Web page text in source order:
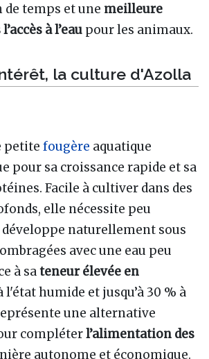
temps et une meilleure
à l’eau pour les animaux.
la culture d'Azolla
petite fougère aquatique
pour sa croissance rapide et sa
Facile à cultiver dans des
elle nécessite peu
développe naturellement sous
avec une eau peu
à sateneur élevée en
l'état humide et jusqu’à 30 % à
une alternative
compléterl’alimentation des
autonome et économique.